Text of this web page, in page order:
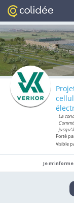
La
Porté
Visible
Je m'informe